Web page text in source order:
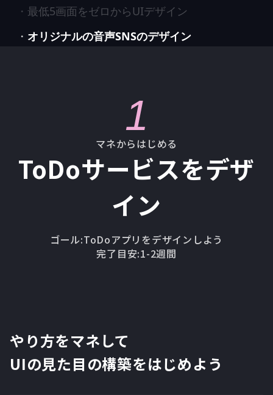
・ 最低5画面をゼロからUIデザイン
・ オリジナルの音声SNSのデザイン
1
マネからはじめる
ToDoサービスをデザ
イン
ゴール:ToDoアプリをデザインしよう
完了目安:1-2週間
やり方をマネして
UIの見た目の構築をはじめよう